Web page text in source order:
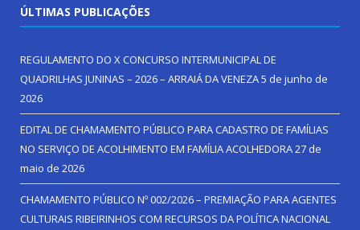
ÚLTIMAS PUBLICAÇÕES
REGULAMENTO DO X CONCURSO INTERMUNICIPAL DE
QUADRILHAS JUNINAS – 2026 – ARRAIÁ DA VENEZA5 de junho de
2026
EDITAL DE CHAMAMENTO PÚBLICO PARA CADASTRO DE FAMÍLIAS
NO SERVIÇO DE ACOLHIMENTO EM FAMÍLIA ACOLHEDORA27 de
maio de 2026
CHAMAMENTO PÚBLICO Nº 002/2026 – PREMIAÇÃO PARA AGENTES
CULTURAIS RIBEIRINHOS COM RECURSOS DA POLÍTICA NACIONAL